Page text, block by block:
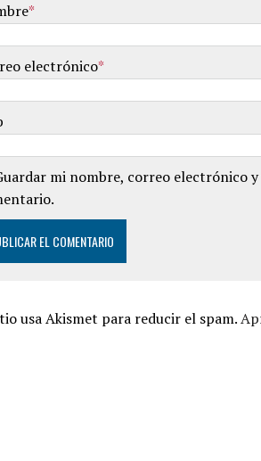
*
electrónico*
mi nombre, correo electrónico
usa Akismet para reducir el spam.